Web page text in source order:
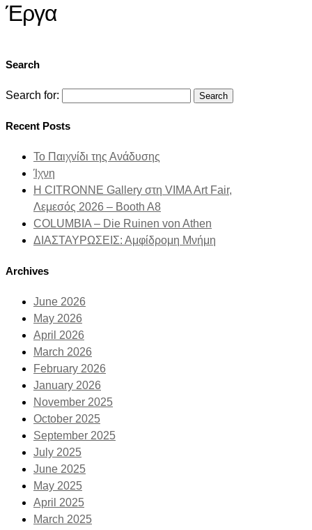
Έργα
Search
Search for:
Recent Posts
Το Παιχνίδι της Ανάδυσης
Ίχνη
Η CITRONNE Gallery στη VIMA Art Fair,
Λεμεσός 2026 – Booth A8
COLUMBIA – Die Ruinen von Athen
ΔΙΑΣΤΑΥΡΩΣΕΙΣ: Αμφίδρομη Μνήμη
Archives
June 2026
May 2026
April 2026
March 2026
February 2026
January 2026
November 2025
October 2025
September 2025
July 2025
June 2025
May 2025
April 2025
March 2025